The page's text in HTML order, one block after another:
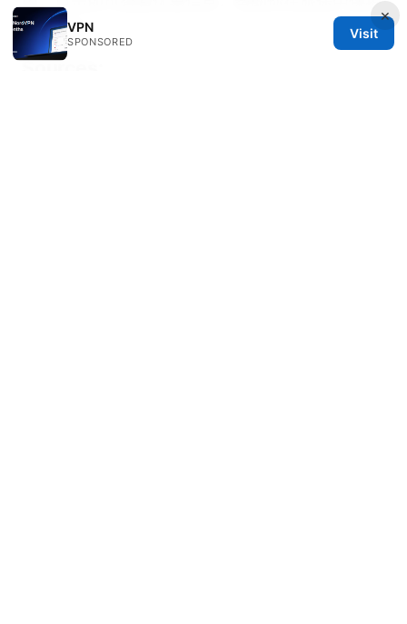
网络隐私。）
Sources:
×
VPN
SPONSORED
Visit